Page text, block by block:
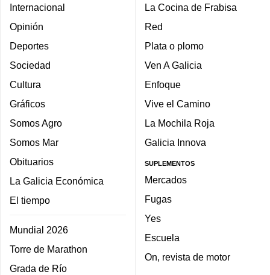
Internacional
Opinión
Deportes
Sociedad
Cultura
Gráficos
Somos Agro
Somos Mar
Obituarios
La Galicia Económica
El tiempo
Mundial 2026
Torre de Marathon
Grada de Río
La Cocina de Frabisa
Red
Plata o plomo
Ven A Galicia
Enfoque
Vive el Camino
La Mochila Roja
Galicia Innova
SUPLEMENTOS
Mercados
Fugas
Yes
Escuela
On, revista de motor